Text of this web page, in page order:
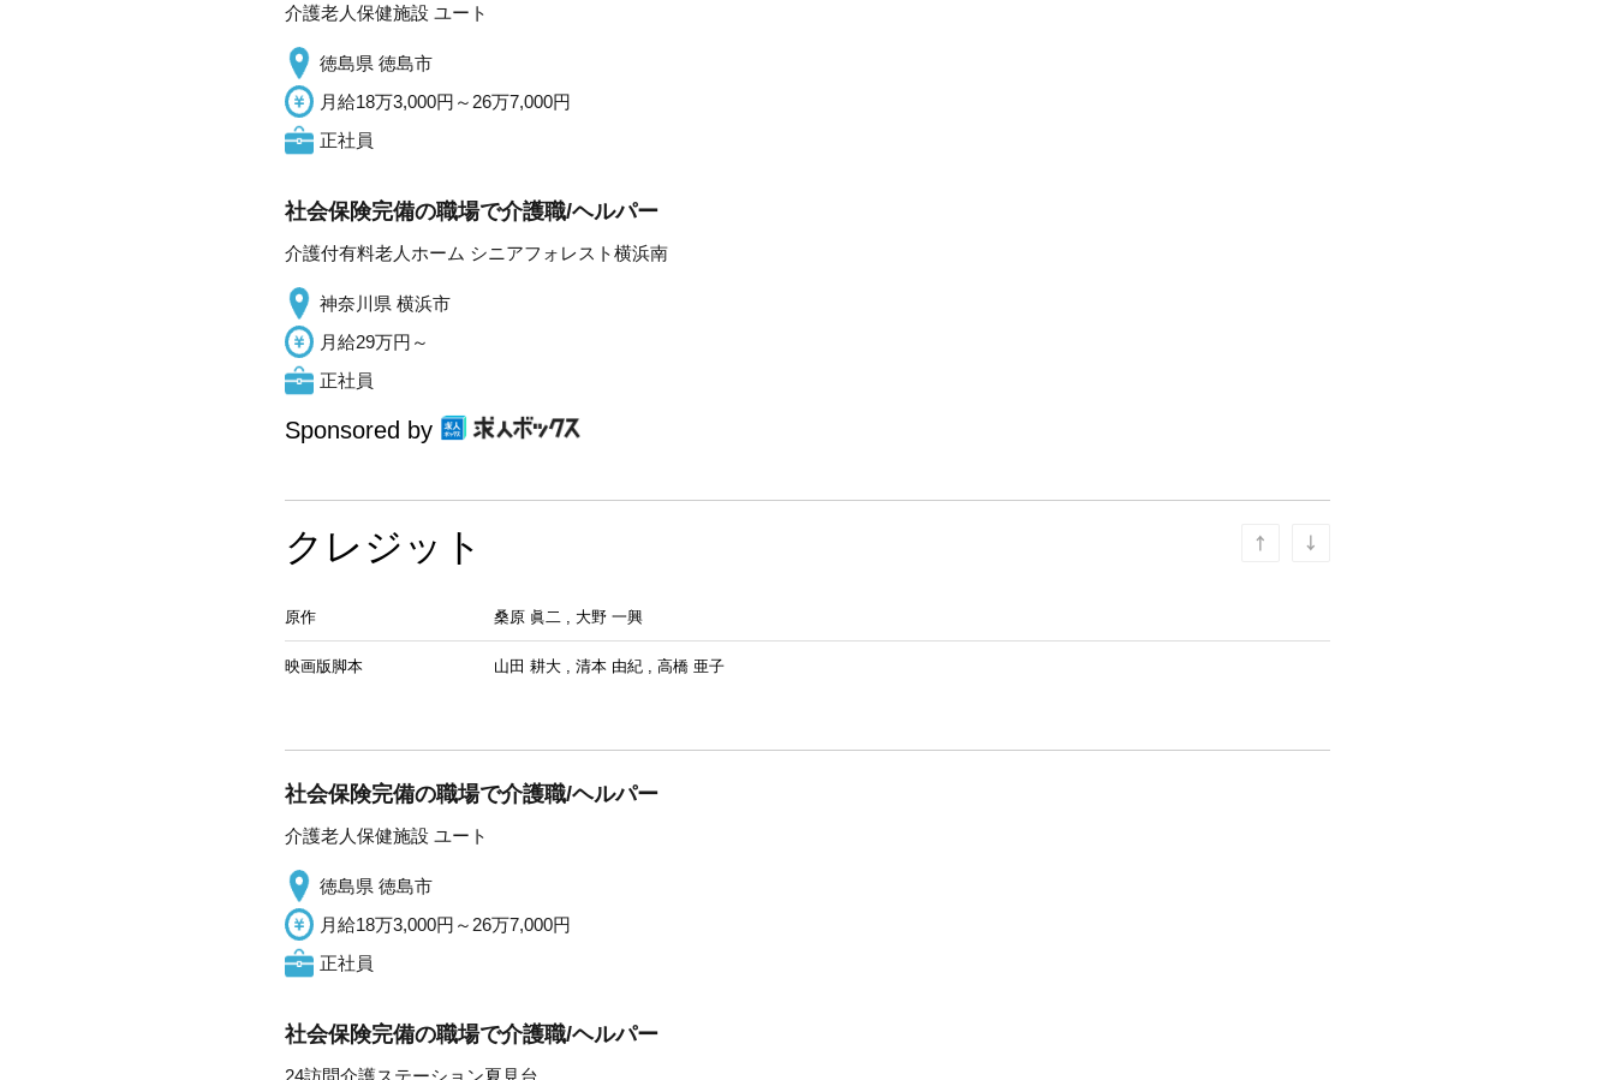
介護老人保健施設 ユート
徳島県 徳島市
月給18万3,000円～26万7,000円
正社員
社会保険完備の職場で介護職/ヘルパー
介護付有料老人ホーム シニアフォレスト横浜南
神奈川県 横浜市
月給29万円～
正社員
Sponsored by
クレジット
原作 桑原 眞二 , 大野 一興
映画版脚本 山田 耕大 , 清本 由紀 , 高橋 亜子
社会保険完備の職場で介護職/ヘルパー
介護老人保健施設 ユート
徳島県 徳島市
月給18万3,000円～26万7,000円
正社員
社会保険完備の職場で介護職/ヘルパー
24訪問介護ステーション夏見台